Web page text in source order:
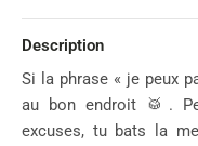
Description
Si la phrase « je peux
au bon endroit 🥁.
excuses, tu bats la